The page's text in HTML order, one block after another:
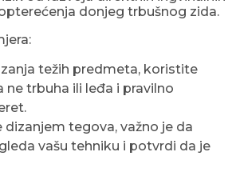
donjeg trbušnog zida.
težih predmeta, koristite
ne trbuha ili leđa i pravilno
dizanjem tegova, važno je da
vašu tehniku i potvrdi da je